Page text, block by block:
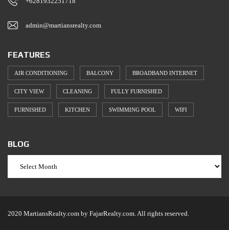
admin@martiansrealty.com
FEATURES
AIR CONDITIONING BALCONY BROADBAND INTERNET
CITY VIEW CLEANING FULLY FURNISHED
FURNISHED KITCHEN SWIMMING POOL WIFI
BLOG
2020 MartiansRealty.com by FajarRealty.com. All rights reserved.